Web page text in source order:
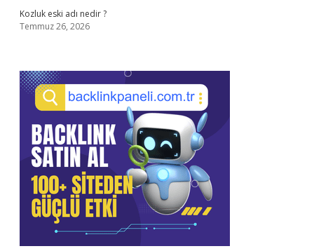
Kozluk eski adı nedir ?
Temmuz 26, 2026